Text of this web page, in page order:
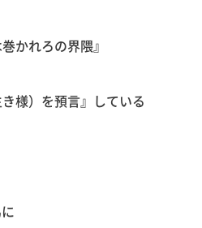
かれろの界隈』
様）を預言』している